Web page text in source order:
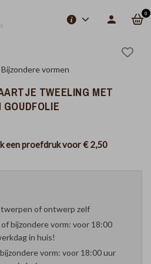
0
Bijzondere vormen
TWEELING MET
een proefdruk voor€ 2,50
of ontwerp zelf
bijzondere vorm: voor 18:00
in huis!
vorm: voor 18:00 uur